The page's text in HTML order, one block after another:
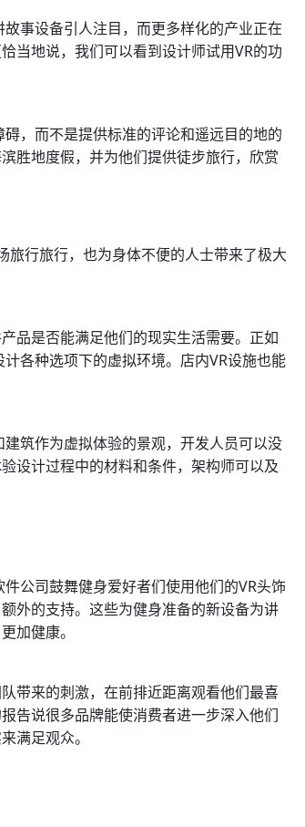
事设备引人注目，而更多样化的产业正在
当地说，我们可以看到设计师试用VR的功
，而不是提供标准的评论和遥远目的地的
胜地度假，并为他们提供徒步旅行，欣赏
旅行旅行，也为身体不便的人士带来了极大
品是否能满足他们的现实生活需要。正如
各种选项下的虚拟环境。店内VR设施也能
筑作为虚拟体验的景观，开发人员可以没
设计过程中的材料和条件，架构师可以及
公司鼓舞健身爱好者们使用他们的VR头饰
外的支持。这些为健身准备的新设备为讲
加健康。
带来的刺激，在前排近距离观看他们最喜
告说很多品牌能使消费者进一步深入他们
满足观众。